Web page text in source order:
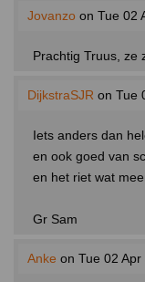
Jovanzo on Tue 02
Prachtig Truus, ze
DijkstraSJR on Tue
Iets anders dan
en ook goed van
en het riet wat
Gr Sam
Anke on Tue 02